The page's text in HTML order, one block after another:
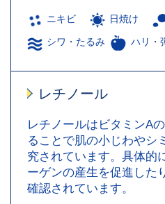
ニキビ 日焼け
シワ・たるみ ハリ・
レチノール
レチノールはビタミンA
ることで肌の小じわやシ
究されています。具体的
ーゲンの産生を促進した
確認されています。